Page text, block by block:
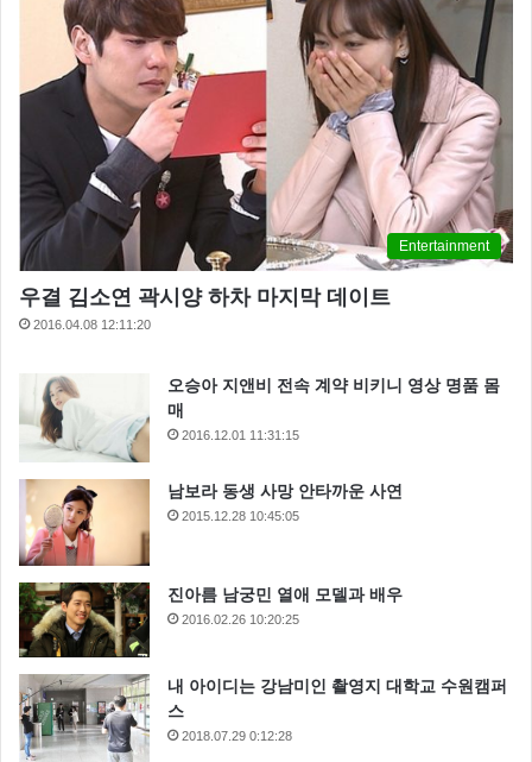
Entertainment
우결 김소연 곽시양 하차 마지막 데이트
2016.04.08 12:11:20
오승아 지앤비 전속 계약 비키니 영상 명품 몸
매
2016.12.01 11:31:15
남보라 동생 사망 안타까운 사연
2015.12.28 10:45:05
진아름 남궁민 열애 모델과 배우
2016.02.26 10:20:25
내 아이디는 강남미인 촬영지 대학교 수원캠퍼
스
2018.07.29 0:12:28